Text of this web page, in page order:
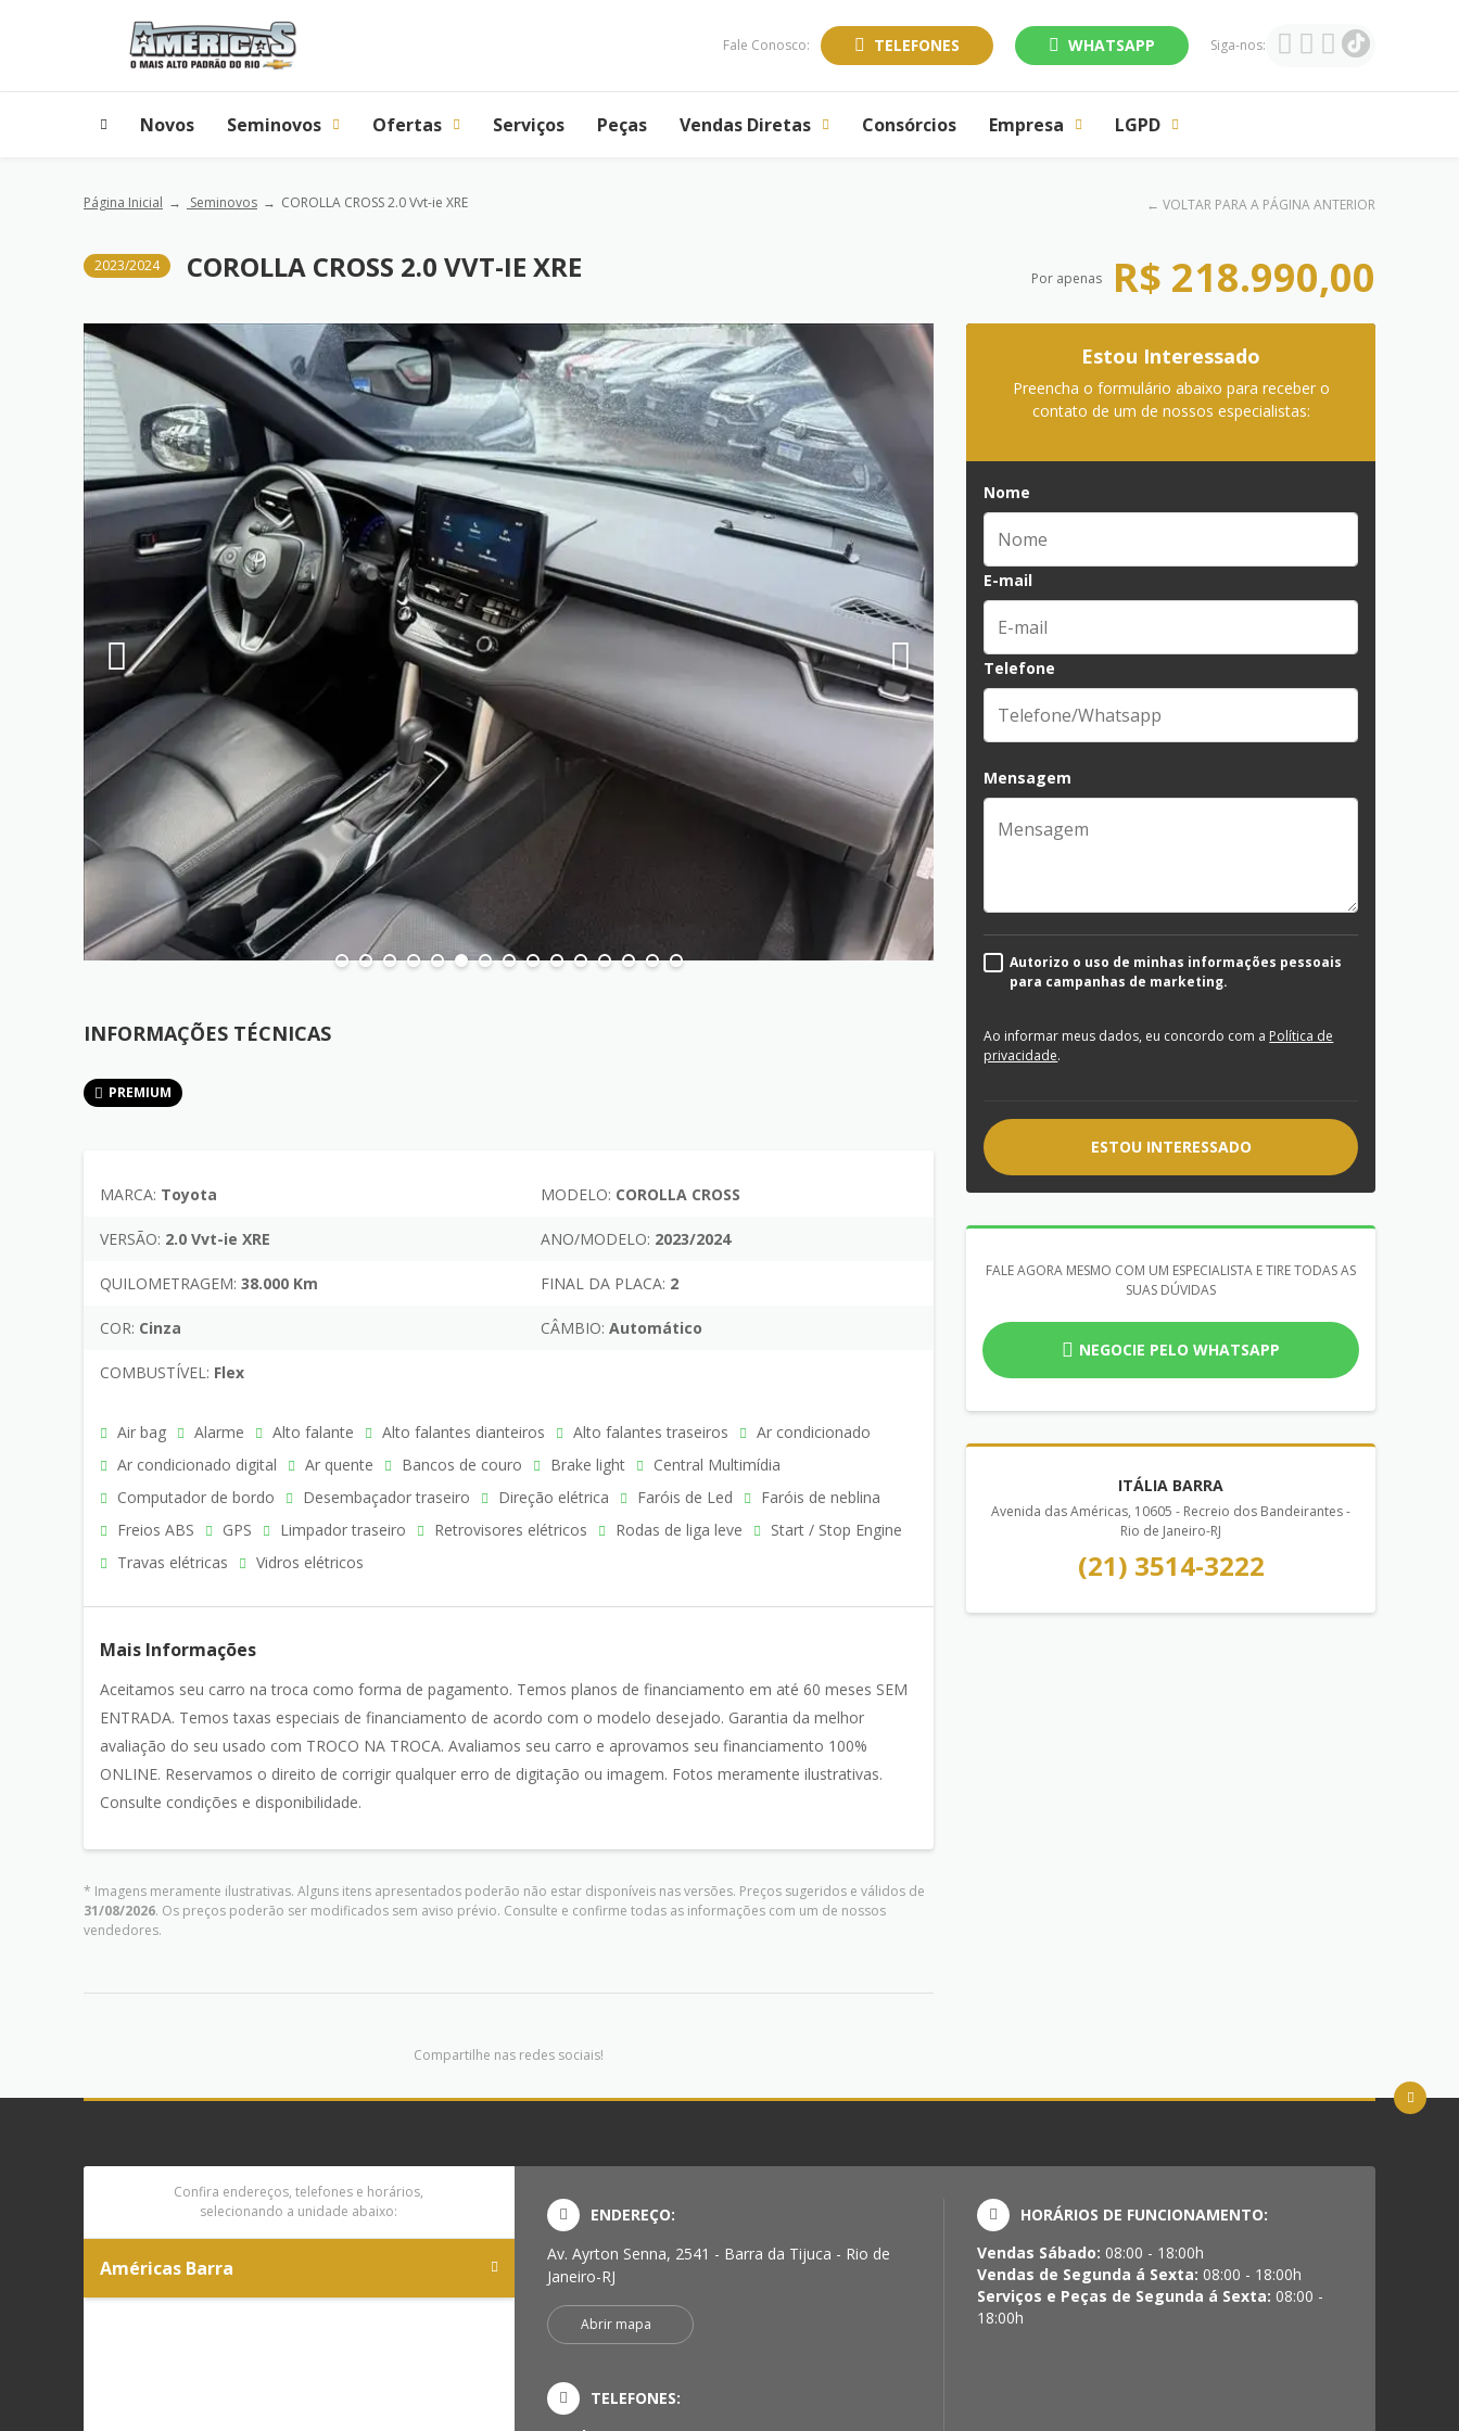
Fale Conosco: TELEFONES WHATSAPP Siga-nos:
Novos Seminovos Ofertas Serviços Peças Vendas Diretas Consórcios Empresa LGPD
Página Inicial Seminovos COROLLA CROSS 2.0 Vvt-ie XRE ← VOLTAR PARA A PÁGINA ANTERIOR
2023/2024 COROLLA CROSS 2.0 VVT-IE XRE Por apenas R$ 218.990,00
INFORMAÇÕES TÉCNICAS
PREMIUM
MARCA: Toyota MODELO: COROLLA CROSS
VERSÃO: 2.0 Vvt-ie XRE ANO/MODELO: 2023/2024
QUILOMETRAGEM: 38.000 Km FINAL DA PLACA: 2
COR: Cinza CÂMBIO: Automático
COMBUSTÍVEL: Flex
Air bag Alarme Alto falante Alto falantes dianteiros Alto falantes traseiros
Ar condicionado
Ar condicionado digital
Ar quente Bancos de couro Brake light
Central Multimídia
Computador de bordo
Desembaçador traseiro Direção elétrica Faróis de Led
Faróis de neblina
Freios ABS
GPS Limpador traseiro Retrovisores elétricos Rodas de liga leve
Start / Stop Engine
Travas elétricas
Vidros elétricos
Mais Informações
Aceitamos seu carro na troca como forma de pagamento. Temos planos de financiamento em até 60 meses SEM
ENTRADA. Temos taxas especiais de financiamento de acordo com o modelo desejado. Garantia da melhor
avaliação do seu usado com TROCO NA TROCA. Avaliamos seu carro e aprovamos seu financiamento 100%
ONLINE. Reservamos o direito de corrigir qualquer erro de digitação ou imagem. Fotos meramente ilustrativas.
Consulte condições e disponibilidade.
* Imagens meramente ilustrativas. Alguns itens apresentados poderão não estar disponíveis nas versões. Preços sugeridos e válidos de
31/08/2026. Os preços poderão ser modificados sem aviso prévio. Consulte e confirme todas as informações com um de nossos
vendedores.
Compartilhe nas redes sociais!
Estou Interessado
Preencha o formulário abaixo para receber o
contato de um de nossos especialistas:
Nome
E-mail
Telefone
Mensagem
Autorizo o uso de minhas informações pessoais
para campanhas de marketing.
Ao informar meus dados, eu concordo com a Política de
privacidade.
ESTOU INTERESSADO
FALE AGORA MESMO COM UM ESPECIALISTA E TIRE TODAS AS
SUAS DÚVIDAS
NEGOCIE PELO WHATSAPP
ITÁLIA BARRA
Avenida das Américas, 10605 - Recreio dos Bandeirantes -
Rio de Janeiro-RJ
(21) 3514-3222
Confira endereços, telefones e horários,
selecionando a unidade abaixo:
Américas Barra
ENDEREÇO:
Av. Ayrton Senna, 2541 - Barra da Tijuca - Rio de
Janeiro-RJ
Abrir mapa
TELEFONES:
HORÁRIOS DE FUNCIONAMENTO:
Vendas Sábado: 08:00 - 18:00h
Vendas de Segunda á Sexta: 08:00 - 18:00h
Serviços e Peças de Segunda á Sexta: 08:00 -
18:00h